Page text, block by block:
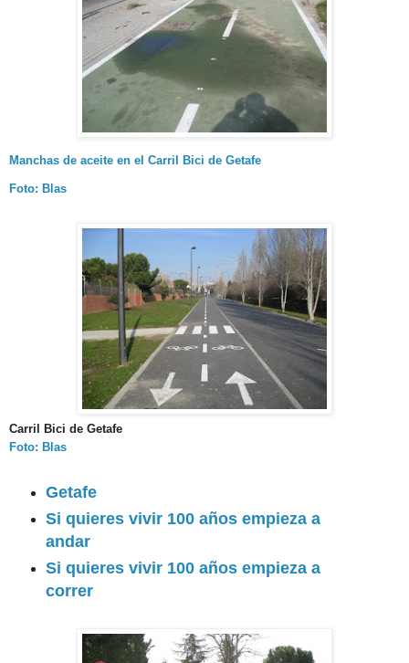
Manchas de aceite en el Carril Bici de Getafe
Foto: Blas
Carril Bici de Getafe
Foto: Blas
Getafe
Si quieres vivir 100 años empieza a
andar
Si quieres vivir 100 años empieza a
correr